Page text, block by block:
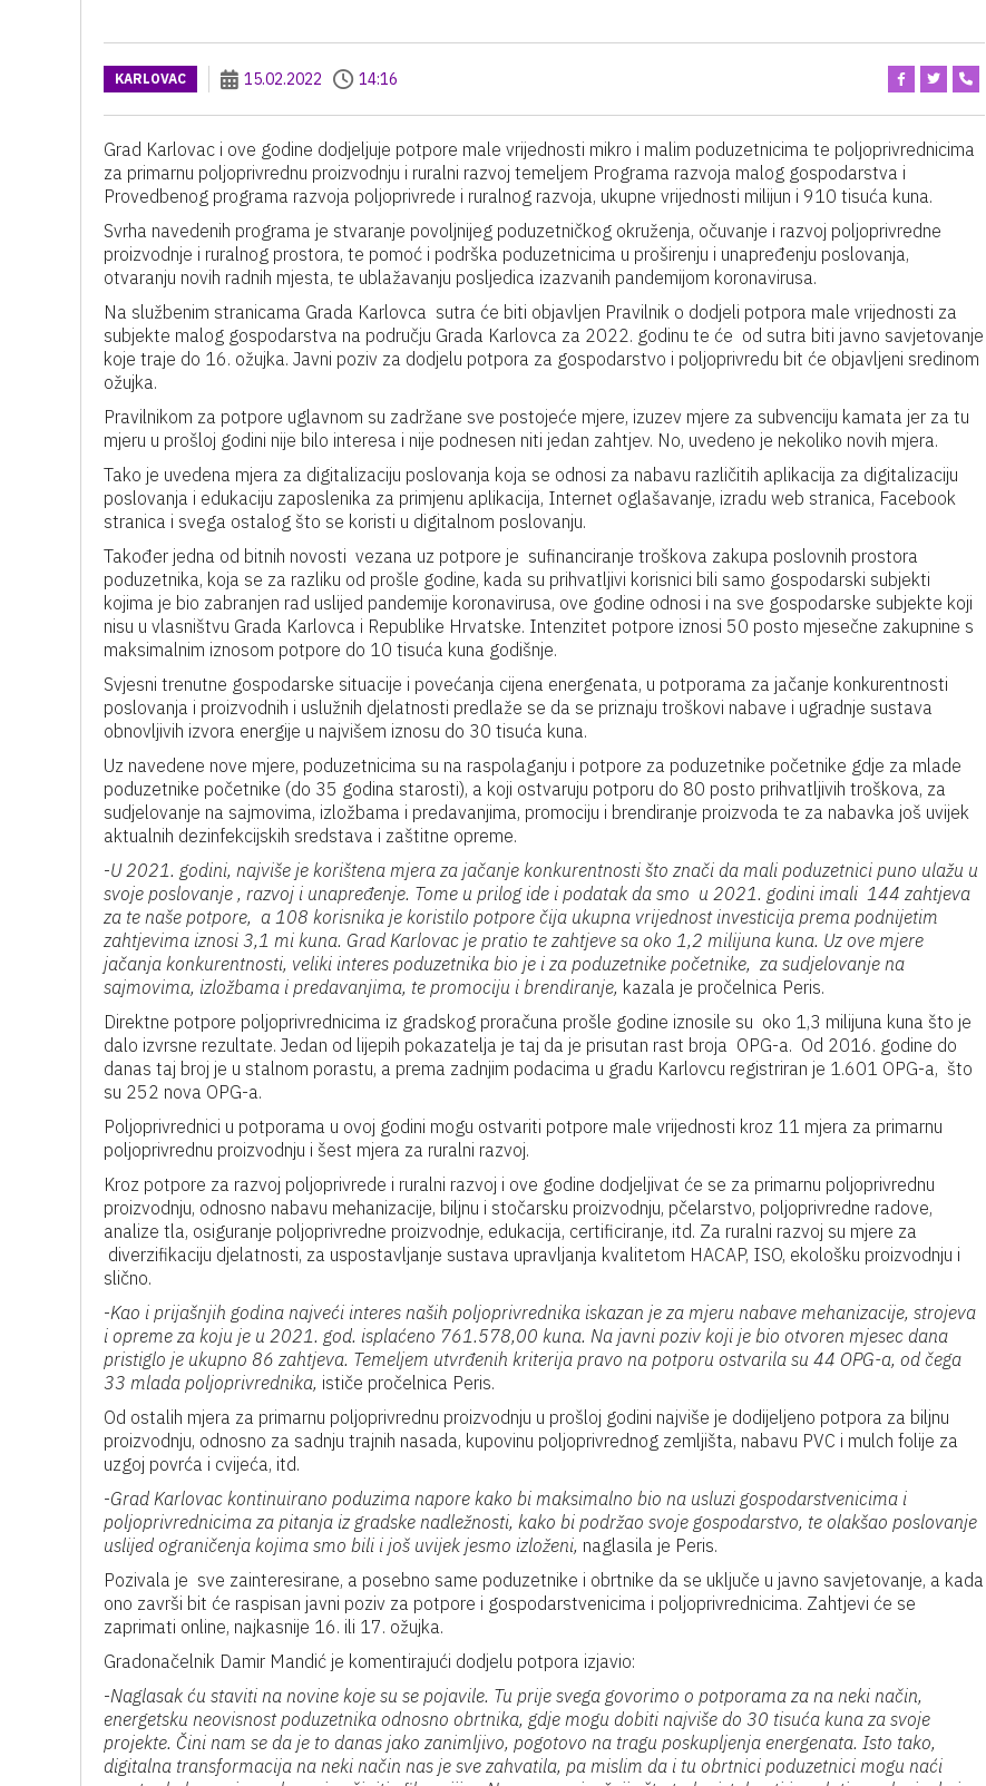
KARLOVAC 15.02.2022 14:16
Grad Karlovac i ove godine dodjeljuje potpore male vrijednosti mikro i malim poduzetnicima te poljoprivrednicima
za primarnu poljoprivrednu proizvodnju i ruralni razvoj temeljem Programa razvoja malog gospodarstva i
Provedbenog programa razvoja poljoprivrede i ruralnog razvoja, ukupne vrijednosti milijun i 910 tisuća kuna.
Svrha navedenih programa je stvaranje povoljnijeg poduzetničkog okruženja, očuvanje i razvoj poljoprivredne
proizvodnje i ruralnog prostora, te pomoć i podrška poduzetnicima u proširenju i unapređenju poslovanja,
otvaranju novih radnih mjesta, te ublažavanju posljedica izazvanih pandemijom koronavirusa.
Na službenim stranicama Grada Karlovca sutra će biti objavljen Pravilnik o dodjeli potpora male vrijednosti za
subjekte malog gospodarstva na području Grada Karlovca za 2022. godinu te će od sutra biti javno savjetovanje
koje traje do 16. ožujka. Javni poziv za dodjelu potpora za gospodarstvo i poljoprivredu bit će objavljeni sredinom
ožujka.
Pravilnikom za potpore uglavnom su zadržane sve postojeće mjere, izuzev mjere za subvenciju kamata jer za tu
mjeru u prošloj godini nije bilo interesa i nije podnesen niti jedan zahtjev. No, uvedeno je nekoliko novih mjera.
Tako je uvedena mjera za digitalizaciju poslovanja koja se odnosi za nabavu različitih aplikacija za digitalizaciju
poslovanja i edukaciju zaposlenika za primjenu aplikacija, Internet oglašavanje, izradu web stranica, Facebook
stranica i svega ostalog što se koristi u digitalnom poslovanju.
Također jedna od bitnih novosti vezana uz potpore je sufinanciranje troškova zakupa poslovnih prostora
poduzetnika, koja se za razliku od prošle godine, kada su prihvatljivi korisnici bili samo gospodarski subjekti
kojima je bio zabranjen rad uslijed pandemije koronavirusa, ove godine odnosi i na sve gospodarske subjekte koji
nisu u vlasništvu Grada Karlovca i Republike Hrvatske. Intenzitet potpore iznosi 50 posto mjesečne zakupnine s
maksimalnim iznosom potpore do 10 tisuća kuna godišnje.
Svjesni trenutne gospodarske situacije i povećanja cijena energenata, u potporama za jačanje konkurentnosti
poslovanja i proizvodnih i uslužnih djelatnosti predlaže se da se priznaju troškovi nabave i ugradnje sustava
obnovljivih izvora energije u najvišem iznosu do 30 tisuća kuna.
Uz navedene nove mjere, poduzetnicima su na raspolaganju i potpore za poduzetnike početnike gdje za mlade
poduzetnike početnike (do 35 godina starosti), a koji ostvaruju potporu do 80 posto prihvatljivih troškova, za
sudjelovanje na sajmovima, izložbama i predavanjima, promociju i brendiranje proizvoda te za nabavka još uvijek
aktualnih dezinfekcijskih sredstava i zaštitne opreme.
-U 2021. godini, najviše je korištena mjera za jačanje konkurentnosti što znači da mali poduzetnici puno ulažu u
svoje poslovanje , razvoj i unapređenje. Tome u prilog ide i podatak da smo u 2021. godini imali 144 zahtjeva
za te naše potpore, a 108 korisnika je koristilo potpore čija ukupna vrijednost investicija prema podnijetim
zahtjevima iznosi 3,1 mi kuna. Grad Karlovac je pratio te zahtjeve sa oko 1,2 milijuna kuna. Uz ove mjere
jačanja konkurentnosti, veliki interes poduzetnika bio je i za poduzetnike početnike, za sudjelovanje na
sajmovima, izložbama i predavanjima, te promociju i brendiranje, kazala je pročelnica Peris.
Direktne potpore poljoprivrednicima iz gradskog proračuna prošle godine iznosile su oko 1,3 milijuna kuna što je
dalo izvrsne rezultate. Jedan od lijepih pokazatelja je taj da je prisutan rast broja OPG-a. Od 2016. godine do
danas taj broj je u stalnom porastu, a prema zadnjim podacima u gradu Karlovcu registriran je 1.601 OPG-a, što
su 252 nova OPG-a.
Poljoprivrednici u potporama u ovoj godini mogu ostvariti potpore male vrijednosti kroz 11 mjera za primarnu
poljoprivrednu proizvodnju i šest mjera za ruralni razvoj.
Kroz potpore za razvoj poljoprivrede i ruralni razvoj i ove godine dodjeljivat će se za primarnu poljoprivrednu
proizvodnju, odnosno nabavu mehanizacije, biljnu i stočarsku proizvodnju, pčelarstvo, poljoprivredne radove,
analize tla, osiguranje poljoprivredne proizvodnje, edukacija, certificiranje, itd. Za ruralni razvoj su mjere za
diverzifikaciju djelatnosti, za uspostavljanje sustava upravljanja kvalitetom HACAP, ISO, ekološku proizvodnju i
slično.
-Kao i prijašnjih godina najveći interes naših poljoprivrednika iskazan je za mjeru nabave mehanizacije, strojeva
i opreme za koju je u 2021. god. isplaćeno 761.578,00 kuna. Na javni poziv koji je bio otvoren mjesec dana
pristiglo je ukupno 86 zahtjeva. Temeljem utvrđenih kriterija pravo na potporu ostvarila su 44 OPG-a, od čega
33 mlada poljoprivrednika, ističe pročelnica Peris.
Od ostalih mjera za primarnu poljoprivrednu proizvodnju u prošloj godini najviše je dodijeljeno potpora za biljnu
proizvodnju, odnosno za sadnju trajnih nasada, kupovinu poljoprivrednog zemljišta, nabavu PVC i mulch folije za
uzgoj povrća i cvijeća, itd.
-Grad Karlovac kontinuirano poduzima napore kako bi maksimalno bio na usluzi gospodarstvenicima i
poljoprivrednicima za pitanja iz gradske nadležnosti, kako bi podržao svoje gospodarstvo, te olakšao poslovanje
uslijed ograničenja kojima smo bili i još uvijek jesmo izloženi, naglasila je Peris.
Pozivala je sve zainteresirane, a posebno same poduzetnike i obrtnike da se uključe u javno savjetovanje, a kada
ono završi bit će raspisan javni poziv za potpore i gospodarstvenicima i poljoprivrednicima. Zahtjevi će se
zaprimati online, najkasnije 16. ili 17. ožujka.
Gradonačelnik Damir Mandić je komentirajući dodjelu potpora izjavio:
-Naglasak ću staviti na novine koje su se pojavile. Tu prije svega govorimo o potporama za na neki način,
energetsku neovisnost poduzetnika odnosno obrtnika, gdje mogu dobiti najviše do 30 tisuća kuna za svoje
projekte. Čini nam se da je to danas jako zanimljivo, pogotovo na tragu poskupljenja energenata. Isto tako,
digitalna transformacija na neki način nas je sve zahvatila, pa mislim da i tu obrtnici poduzetnici mogu naći